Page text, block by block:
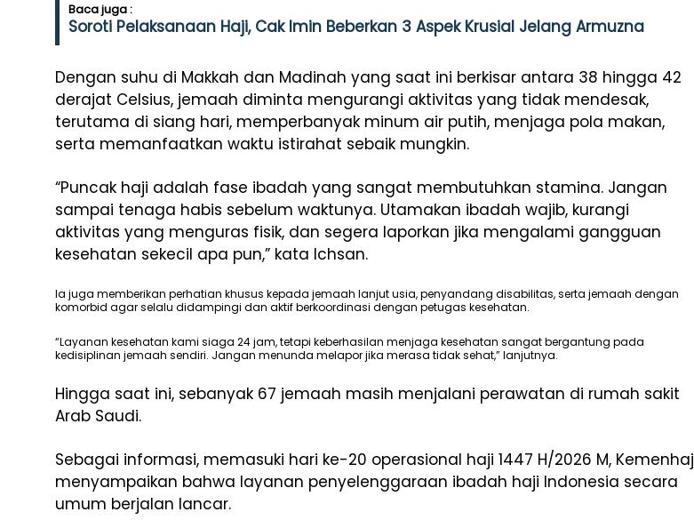
Baca juga :
Soroti Pelaksanaan Haji, Cak Imin Beberkan 3 Aspek Krusial Jelang Armuzna
Dengan suhu di Makkah dan Madinah yang saat ini berkisar antara 38 hingga 42
derajat Celsius, jemaah diminta mengurangi aktivitas yang tidak mendesak,
terutama di siang hari, memperbanyak minum air putih, menjaga pola makan,
serta memanfaatkan waktu istirahat sebaik mungkin.
“Puncak haji adalah fase ibadah yang sangat membutuhkan stamina. Jangan
sampai tenaga habis sebelum waktunya. Utamakan ibadah wajib, kurangi
aktivitas yang menguras fisik, dan segera laporkan jika mengalami gangguan
kesehatan sekecil apa pun,” kata Ichsan.
Ia juga memberikan perhatian khusus kepada jemaah lanjut usia, penyandang disabilitas, serta jemaah dengan
komorbid agar selalu didampingi dan aktif berkoordinasi dengan petugas kesehatan.
“Layanan kesehatan kami siaga 24 jam, tetapi keberhasilan menjaga kesehatan sangat bergantung pada
kedisiplinan jemaah sendiri. Jangan menunda melapor jika merasa tidak sehat,” lanjutnya.
Hingga saat ini, sebanyak 67 jemaah masih menjalani perawatan di rumah sakit
Arab Saudi.
Sebagai informasi, memasuki hari ke-20 operasional haji 1447 H/2026 M, Kemenhaj
menyampaikan bahwa layanan penyelenggaraan ibadah haji Indonesia secara
umum berjalan lancar.